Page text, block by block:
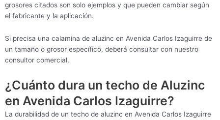
grosores citados son solo ejemplos y que pueden cambiar según
el fabricante y la aplicación.
Si precisa una calamina de aluzinc en Avenida Carlos Izaguirre de
un tamaño o grosor específico, deberá consultar con nuestro
consultor comercial.
¿Cuánto dura un techo de Aluzinc
en Avenida Carlos Izaguirre?
La durabilidad de un techo de aluzinc en Avenida Carlos Izaguirre